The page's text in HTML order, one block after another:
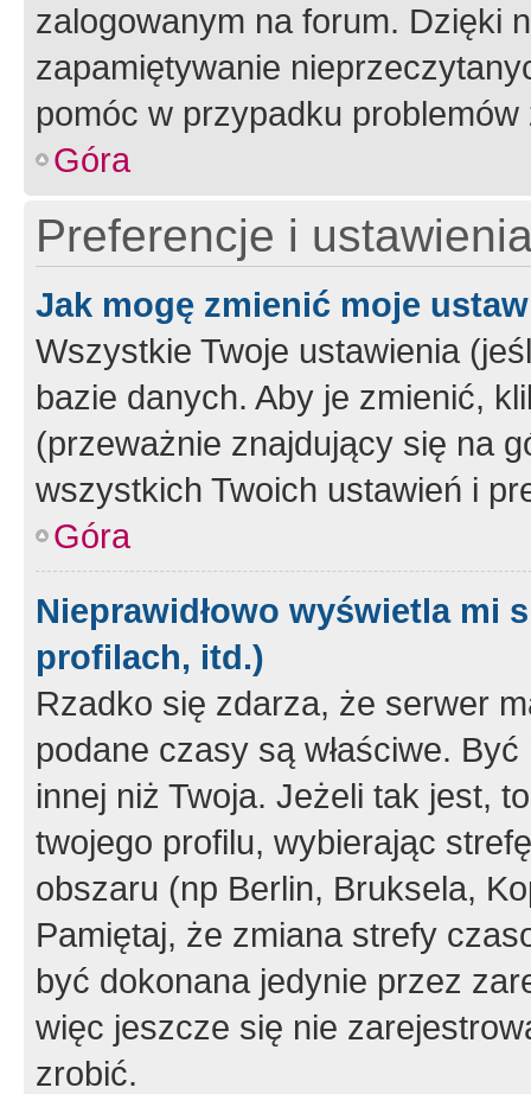
zalogowanym na forum. Dzięki
zapamiętywanie
pomóc w przypadku
Góra
Preferencje i
Jak mogę zmienić moje
Wszystkie Twoje ustawienia
bazie danych. Aby je zmienić,
(przeważnie znajdujący się na
wszystkich Twoich ustawień i
Góra
Nieprawidłowo wyświetla mi
profilach, itd.)
Rzadko się zdarza, że serwer
podane czasy są właściwe.
innej niż Twoja. Jeżeli tak jest,
twojego profilu, wybierając
obszaru (np Berlin, Bruksela,
Pamiętaj, że zmiana strefy
być dokonana jedynie przez
więc jeszcze się nie
zrobić.